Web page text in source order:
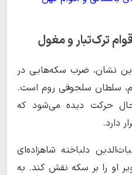
ترک‌تبار و مغول
نشان، ضرب سکه‌هایی در
سلطان سلجوقی روم است.
حرکت دیده می‌شود که
دارد.
دلباخته شاهزاده‌ای
او را بر سکه نقش کند. به